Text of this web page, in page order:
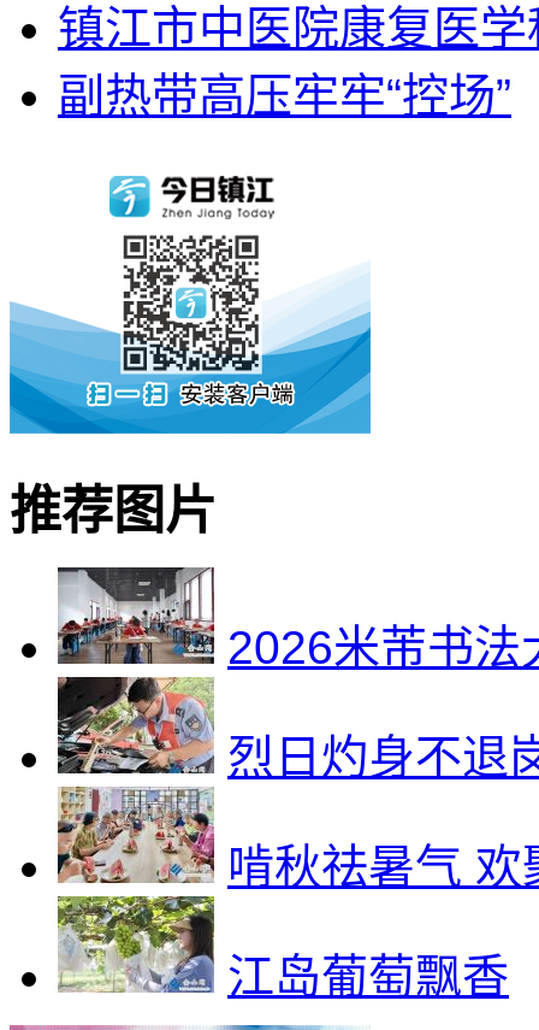
镇江市中医院康复医
副热带高压牢牢“控场”
推荐图片
2026米芾书法
烈日灼身不退
啃秋祛暑气 欢
江岛葡萄飘香